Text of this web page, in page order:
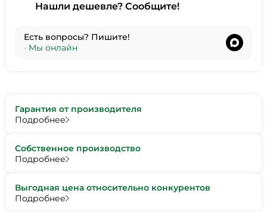
Нашли дешевле? Сообщите!
Есть вопросы? Пишите!
• Мы онлайн
Гарантия от производителя
Подробнее
Собственное производство
Подробнее
Выгодная цена относительно конкурентов
Подробнее